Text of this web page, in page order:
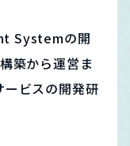
Systemの開
築から運営ま
ビスの開発研